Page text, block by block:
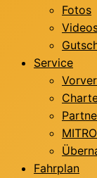
Fotos
Service
Fahrplan